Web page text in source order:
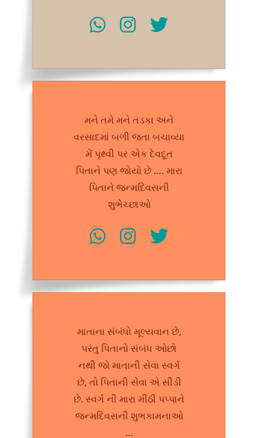
મને તમે મને તડકા અને
વરસાદમાં બળી જતા બચાવ્યા
મેં પૃથ્વી પર એક દેવદૂત
પિતાને પણ જોયો છે …. મારા
પિતાને જન્મદિવસની
શુભેચ્છાઓ
માતાના સંબંધો મૂલ્યવાન છે,
પરંતુ પિતાનો સંબંધ ઓછો
નથી જો માતાની સેવા સ્વર્ગ
છે, તો પિતાની સેવા એ સીડી
છે. સ્વર્ગ ની મારા મીઠી પપ્પાને
જન્મદિવસની શુભકામનાઓ
…